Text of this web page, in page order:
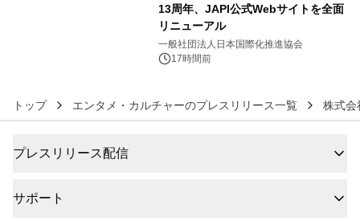
13周年、JAPI公式Webサイトを全面
リニューアル
一般社団法人日本国際化推進協会
17時間前
トップ エンタメ・カルチャーのプレスリリース一覧 株式会
プレスリリース配信
サポート